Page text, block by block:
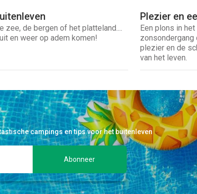
zee, de bergen of het platteland....
en weer op adem komen!
Plezier en
Een plons in
zonsondergang
plezier en de
van het leven.
campings en tips voor het buitenleven
Abonneer